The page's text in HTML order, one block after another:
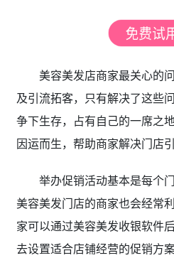
美容美发店商家最关心的
及引流拓客，只有解决了这些
争下生存，占有自己的一席之
因运而生，帮助商家解决门店
举办促销活动基本是每个
美容美发门店的商家也会经常
家可以通过美容美发收银软件
去设置适合店铺经营的促销方